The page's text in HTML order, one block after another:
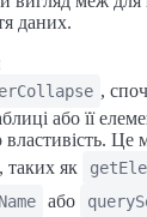
даних.
,
або її
властивість. Це
таких як
або